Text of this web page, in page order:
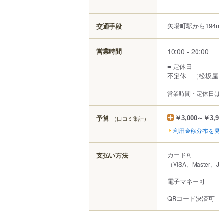
交通手段 矢場町駅から
営業時間 10:00 - 20:00
■ 定休日
不定休 （松坂屋
営業時間・定休日
予算 （口コミ集計） ￥3,000～￥
利用金額分布を
支払い方法 カード可
（VISA、Master
電子マネー可
QRコード決済可